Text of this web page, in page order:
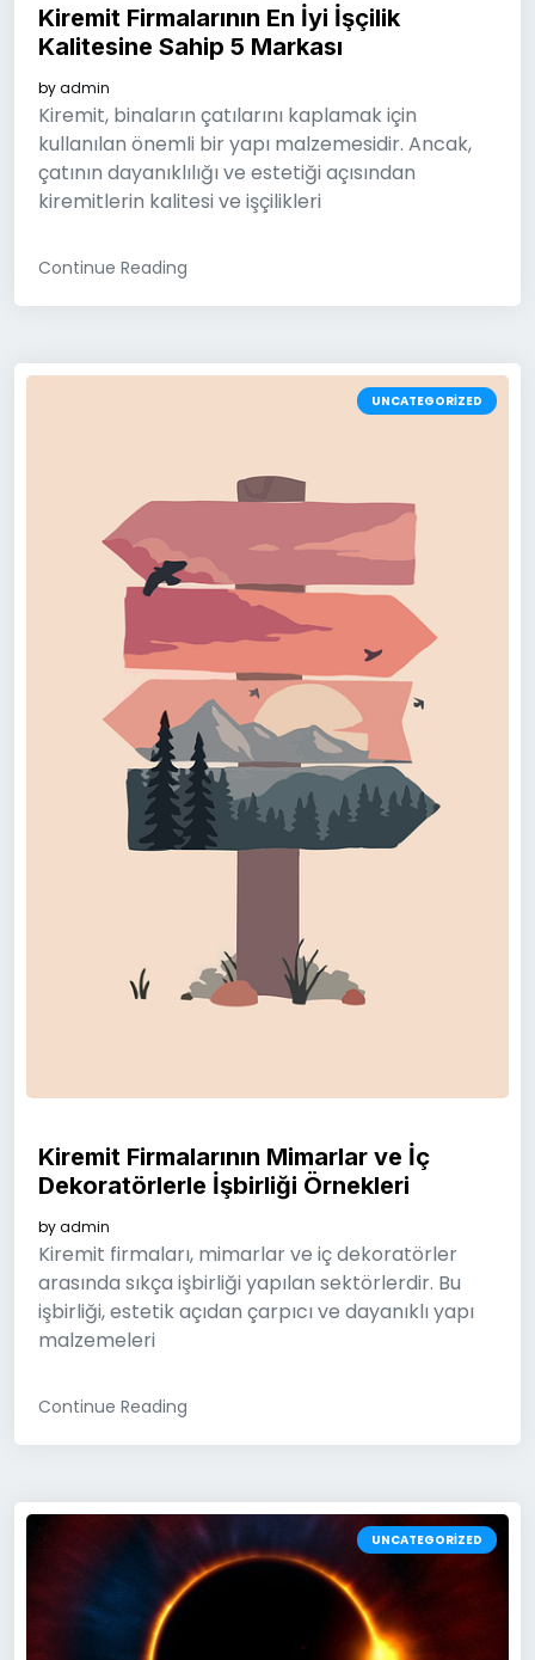
Kiremit Firmalarının En İyi İşçilik
Kalitesine Sahip 5 Markası
byadmin
Kiremit, binaların çatılarını kaplamak için
kullanılan önemli bir yapı malzemesidir. Ancak,
çatının dayanıklılığı ve estetiği açısından
kiremitlerin kalitesi ve işçilikleri
Continue Reading
UNCATEGORIZED
Kiremit Firmalarının Mimarlar ve İç
Dekoratörlerle İşbirliği Örnekleri
byadmin
Kiremit firmaları, mimarlar ve iç dekoratörler
arasında sıkça işbirliği yapılan sektörlerdir. Bu
işbirliği, estetik açıdan çarpıcı ve dayanıklı yapı
malzemeleri
Continue Reading
UNCATEGORIZED